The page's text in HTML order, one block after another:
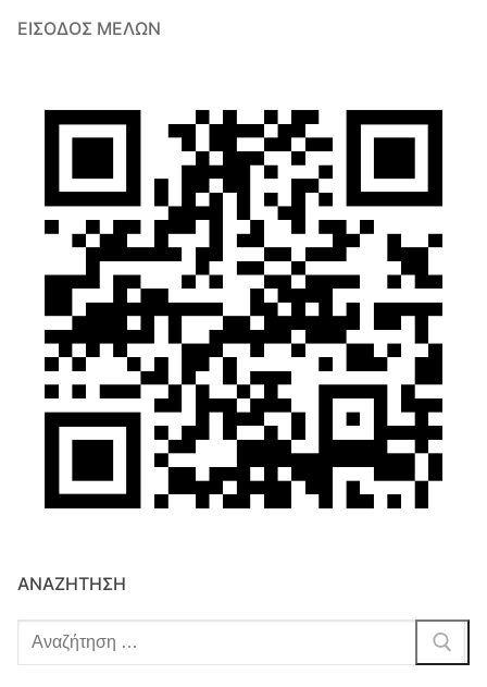
ΕΊΣΟΔΟΣ ΜΕΛΏΝ
ΑΝΑΖΉΤΗΣΗ